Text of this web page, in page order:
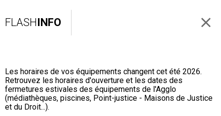
FLASHINFO
Les horaires de vos équipements changent cet été 2026.
Retrouvez les horaires d'ouverture et les dates des
fermetures estivales des équipements de l'Agglo
(médiathèques, piscines, Point-justice - Maisons de Justice
et du Droit...).